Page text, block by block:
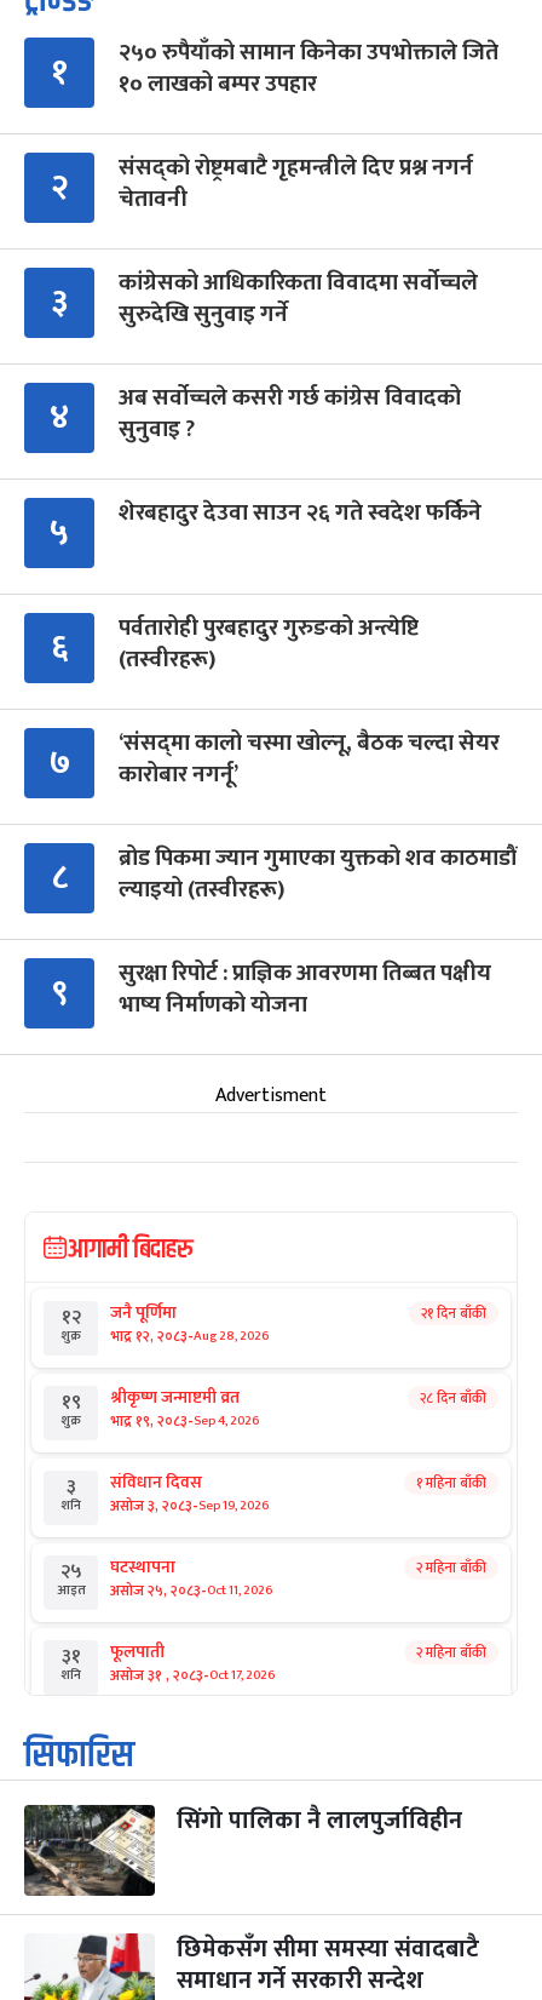
१
२५० रुपैयाँको सामान किनेका उपभोक्ताले जिते
१० लाखको बम्पर उपहार
२
संसद्को रोष्ट्रमबाटै गृहमन्त्रीले दिए प्रश्न नगर्न
चेतावनी
३
कांग्रेसको आधिकारिकता विवादमा सर्वोच्चले
सुरुदेखि सुनुवाइ गर्ने
४
अब सर्वोच्चले कसरी गर्छ कांग्रेस विवादको
सुनुवाइ ?
५ शेरबहादुर देउवा साउन २६ गते स्वदेश फर्किने
६
पर्वतारोही पुरबहादुर गुरुङको अन्त्येष्टि
(तस्वीरहरू)
७
‘संसद्‍मा कालो चस्मा खोल्नू, बैठक चल्दा सेयर
कारोबार नगर्नू’
८
ब्रोड पिकमा ज्यान गुमाएका युक्तको शव काठमाडौं
ल्याइयो (तस्वीरहरू)
९
सुरक्षा रिपोर्ट : प्राज्ञिक आवरणमा तिब्बत पक्षीय
भाष्य निर्माणको योजना
Advertisment
आगामी बिदाहरु
१२
शुक्र
जनै पूर्णिमा
भाद्र १२, २०८३-Aug 28, 2026
२१ दिन बाँकी
१९
शुक्र
श्रीकृष्ण जन्माष्टमी व्रत
भाद्र १९, २०८३-Sep 4, 2026
२८ दिन बाँकी
३
शनि
संविधान दिवस
असोज ३, २०८३-Sep 19, 2026
१ महिना बाँकी
२५
आइत
घटस्थापना
असोज २५, २०८३-Oct 11, 2026
२ महिना बाँकी
३१
शनि
फूलपाती
असोज ३१ , २०८३-Oct 17, 2026
२ महिना बाँकी
१
आइत
कार्तिक सङ्क्रान्ति
कार्तिक १, २०८३
३
मंगल
महानवमी
कार्तिक ३, २०८३
२ महिना बाँकी
४
कार्तिक ४, २०८३ -Oct 21, 2026
पापा‌ङ्कुशा एकादशी व्रत २ महिना बाँकी
सिफारिस
सिंगो पालिका नै लालपुर्जाविहीन
छिमेकसँग सीमा समस्या संवादबाटै
समाधान गर्ने सरकारी सन्देश